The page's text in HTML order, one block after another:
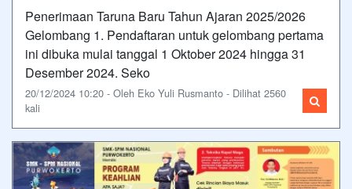
Penerimaan Taruna Baru Tahun Ajaran 2025/2026
Gelombang 1. Pendaftaran untuk gelombang pertama
ini dibuka mulai tanggal 1 Oktober 2024 hingga 31
Desember 2024. Seko
20/12/2024 10:20 - Oleh Eko Yuli Rusmanto - Dilihat 2560
kali